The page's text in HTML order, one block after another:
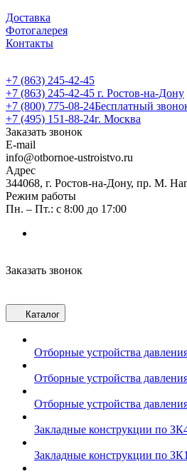
Доставка
Фотогалерея
Контакты
+7 (863) 245-42-45
+7 (863) 245-42-45 г. Ростов-на-Дону
+7 (800) 775-08-24Бесплатный
+7 (495) 151-88-24г. Москва
Заказать звонок
E-mail
info@otbornoe-ustroistvo.ru
Адрес
344068, г. Ростов-на-Дону, пр. М.
Режим работы
Пн. – Пт.: с 8:00 до 17:00
Заказать звонок
Каталог
Отборные устройства
Отборные устройства
Отборные устройства
Закладные конструкции по
Закладные конструкции по